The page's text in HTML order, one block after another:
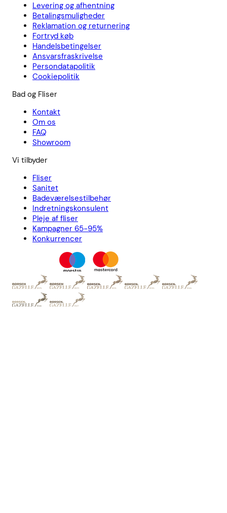
Levering og afhentning
Betalingsmuligheder
Reklamation og returnering
Fortryd køb
Handelsbetingelser
Ansvarsfraskrivelse
Persondatapolitik
Cookiepolitik
Bad og Fliser
Kontakt
Om os
FAQ
Showroom
Vi tilbyder
Fliser
Sanitet
Badeværelsestilbehør
Indretningskonsulent
Pleje af fliser
Kampagner 65-95%
Konkurrencer